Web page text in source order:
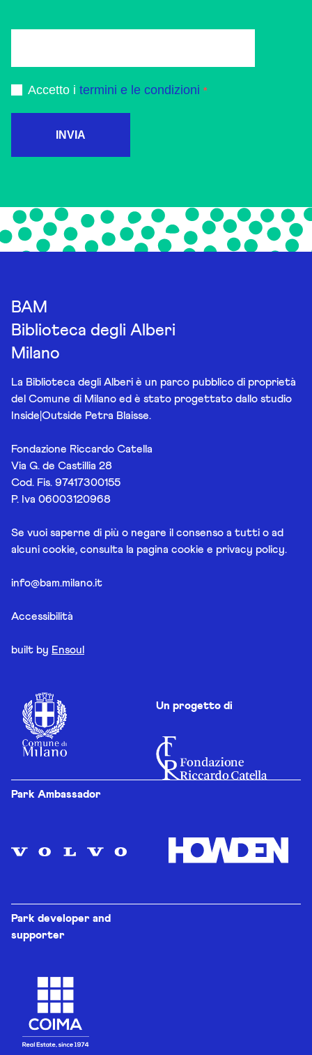
Accetto i termini e le condizioni
INVIA
BAM
Biblioteca degli Alberi
Milano
La Biblioteca degli Alberi è un parco pubblico di proprietà
del Comune di Milano ed è stato progettato dallo studio
Inside|Outside Petra Blaisse.
Fondazione Riccardo Catella
Via G. de Castillia 28
Cod. Fis. 97417300155
P. Iva 06003120968
Se vuoi saperne di più o negare il consenso a tutti o ad
alcuni cookie, consulta la pagina cookie e privacy policy.
info@bam.milano.it
Accessibilità
built by Ensoul
Un progetto di
Park Ambassador
Park developer and
supporter